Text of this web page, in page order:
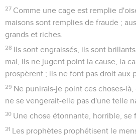
27 Comme une cage est remplie
maisons sont remplies de fraude ;
grands et riches.
28 Ils sont engraissés, ils sont
mal, ils ne jugent point la cause, la
prospèrent ; ils ne font pas droit aux
29 Ne punirais-je point ces choses-
ne se vengerait-elle pas d'une telle
30 Une chose étonnante, horrible, se
31 Les prophètes prophétisent le